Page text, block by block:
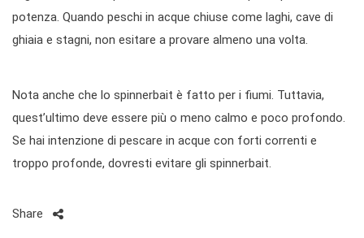
potenza. Quando peschi in acque chiuse come laghi, cave di
ghiaia e stagni, non esitare a provare almeno una volta.
Nota anche che lo spinnerbait è fatto per i fiumi. Tuttavia,
quest’ultimo deve essere più o meno calmo e poco profondo.
Se hai intenzione di pescare in acque con forti correnti e
troppo profonde, dovresti evitare gli spinnerbait.
Share